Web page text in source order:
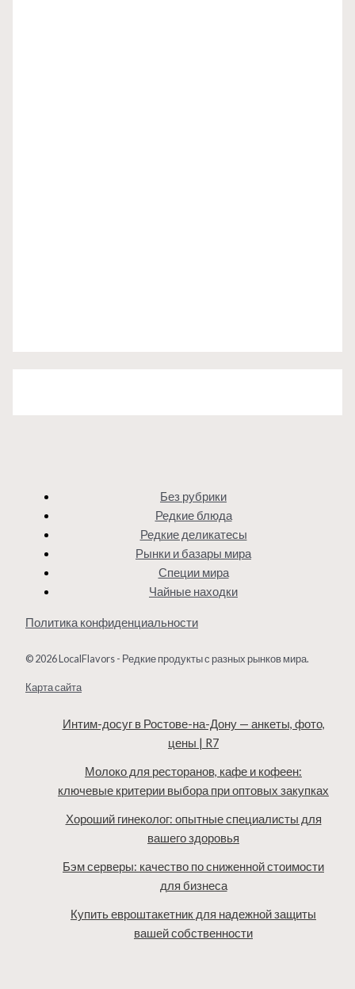
Без рубрики
Редкие блюда
Редкие деликатесы
Рынки и базары мира
Специи мира
Чайные находки
Политика конфиденциальности
© 2026 LocalFlavors - Редкие продукты с разных рынков мира.
Карта сайта
Интим-досуг в Ростове-на-Дону — анкеты, фото,
цены | R7
Молоко для ресторанов, кафе и кофеен:
ключевые критерии выбора при оптовых закупках
Хороший гинеколог: опытные специалисты для
вашего здоровья
Бэм серверы: качество по сниженной стоимости
для бизнеса
Купить евроштакетник для надежной защиты
вашей собственности